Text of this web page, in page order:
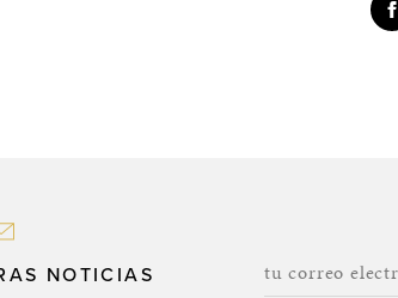
NOTICIAS tu correo